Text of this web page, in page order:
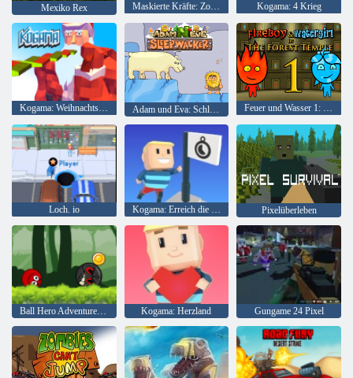
Mexiko Rex Maskierte Kräfte: Zombie-Überleben Kogama: 4 Krieg
Kogama: Weihnachtsparkour Adam und Eva: Schlafwandler Feuer und Wasser 1: Waldtempel
Loch. io Kogama: Erreich die Flagge Pixelüberleben
Ball Hero Adventure: Roter Schlagball Kogama: Herzland Gungame 24 Pixel